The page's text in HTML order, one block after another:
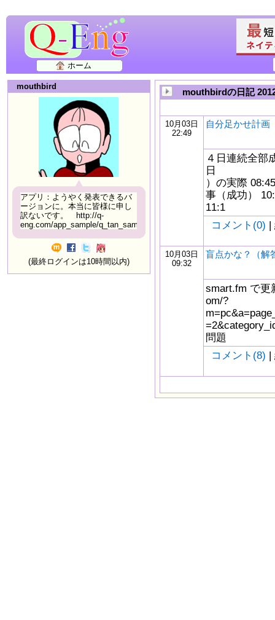
ホーム
mouthbird
アプリ：ようやく発表できるバ
ージョンに。本当に皆様に申し
訳ないです。 http://q-
eng.com/app_sample/q_tan_sample06.html
(最終ログインは10時間以内)
mouthbirdの日記
10月03日
22:49
自分足かせ計
４日連続全部
日
）の実際
事（成功）
11:1
コメント(0) |
10月03日
09:32
盲点かな？（解
smart.fm で更
om/?
問題
コメント(8) |